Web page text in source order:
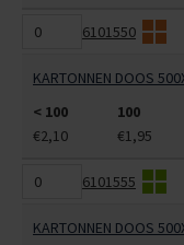
6101550
KARTONNEN DOOS
< 100
100
€2,10
€1,95
6101555
KARTONNEN DOOS